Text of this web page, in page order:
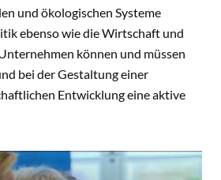
und ökologischen Systeme
ebenso wie die Wirtschaft und
können und müssen
bei der Gestaltung einer
Entwicklung eine aktive